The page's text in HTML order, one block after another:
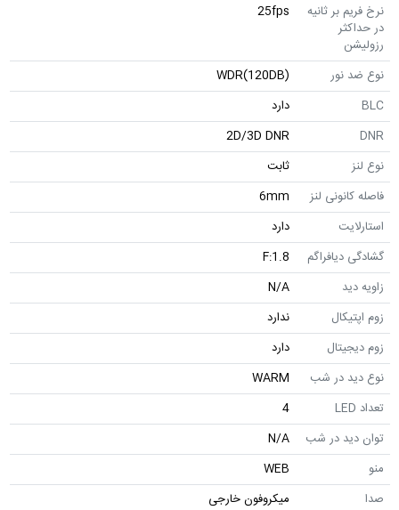
نرخ فریم بر ثانیه
در حداکثر
رزولیشن
25fps
نوع ضد نور
WDR(120DB)
BLC
دارد
DNR
2D/3D DNR
نوع لنز
ثابت
فاصله کانونی لنز
6mm
استارلایت
دارد
گشادگی دیافراگم
F:1.8
زاویه دید
N/A
زوم اپتیکال
ندارد
زوم دیجیتال
دارد
نوع دید در شب
WARM
تعداد LED
4
توان دید در شب
N/A
منو
WEB
صدا
میکروفون خارجی